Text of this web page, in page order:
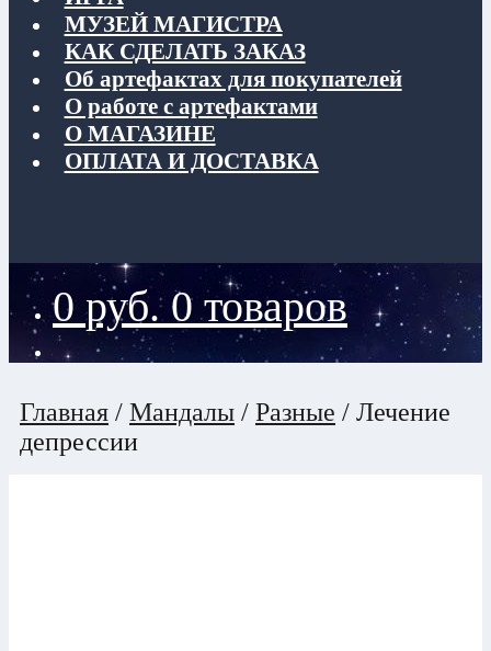
МУЗЕЙ МАГИСТРА
КАК СДЕЛАТЬ ЗАКАЗ
Об артефактах для покупателей
О работе с артефактами
О МАГАЗИНЕ
ОПЛАТА И ДОСТАВКА
0 руб. 0 товаров
Главная / Мандалы / Разные / Лечение
депрессии